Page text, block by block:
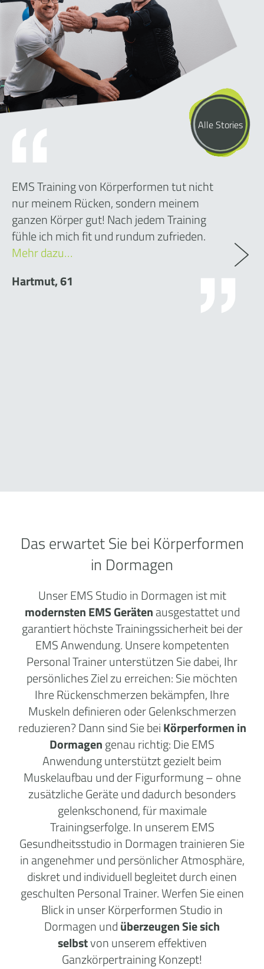
Alle Stories
EMS Training von Körperformen tut nicht
nur meinem Rücken, sondern meinem
ganzen Körper gut! Nach jedem Training
fühle ich mich fit und rundum zufrieden.
Mehr dazu…
Hartmut, 61
Das erwartet Sie bei Körperformen
in Dormagen
Unser EMS Studio in Dormagen ist mit
modernsten EMS Gerätenausgestattet und
garantiert höchste Trainingssicherheit bei der
EMS Anwendung. Unsere kompetenten
Personal Trainer unterstützen Sie dabei, Ihr
persönliches Ziel zu erreichen: Sie möchten
Ihre Rückenschmerzen bekämpfen, Ihre
Muskeln definieren oder Gelenkschmerzen
reduzieren? Dann sind Sie beiKörperformen in
Dormagengenau richtig: Die EMS
Anwendung unterstützt gezielt beim
Muskelaufbau und der Figurformung – ohne
zusätzliche Geräte und dadurch besonders
gelenkschonend, für maximale
Trainingserfolge. In unserem EMS
Gesundheitsstudio in Dormagen trainieren Sie
in angenehmer und persönlicher Atmosphäre,
diskret und individuell begleitet durch einen
geschulten Personal Trainer. Werfen Sie einen
Blick in unser Körperformen Studio in
Dormagen undüberzeugen Sie sich
selbstvon unserem effektiven
Ganzkörpertraining Konzept!